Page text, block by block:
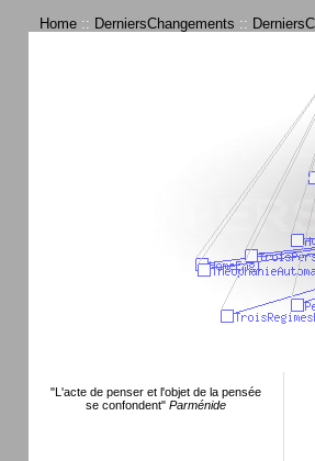
Home :: DerniersChangements ::
"L'acte de penser et l'objet de la pensée
se confondent" Parménide